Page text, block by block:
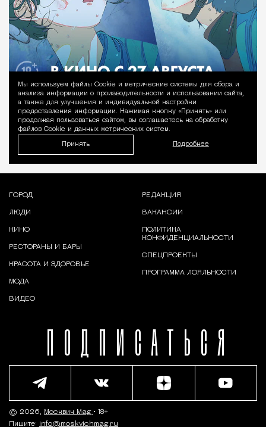
Уведомление
Мы используем файлы Сookie и метрические системы для сбора и
анализа информации о производительности и использовании сайта,
а также для улучшения и индивидуальной настройки
предоставления информации. Нажимая кнопку «Принять» или
продолжая пользоваться сайтом, вы соглашаетесь на обработку
файлов Cookie и данных метрических систем.
Принять Подробнее
ПОДПИСАТЬСЯ
ГОРОД
ЛЮДИ
КИНО
РЕСТОРАНЫ И БАРЫ
КРАСОТА И ЗДОРОВЬЕ
МОДА
ВИДЕО
РЕДАКЦИЯ
ВАКАНСИИ
ПОЛИТИКА
КОНФИДЕНЦИАЛЬНОСТИ
СПЕЦПРОЕКТЫ
ПРОГРАММА ЛОЯЛЬНОСТИ
© 2026, Москвич Mag • 18+
Пишите: info@moskvichmag.ru